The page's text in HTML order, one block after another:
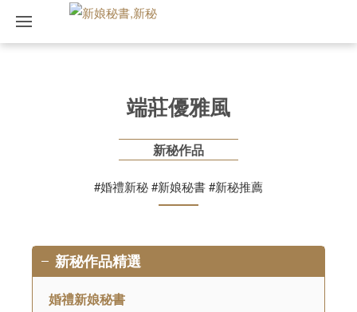
端莊優雅風
新秘作品
#婚禮新秘 #新娘秘書 #新秘推薦
新秘作品精選
婚禮新娘秘書